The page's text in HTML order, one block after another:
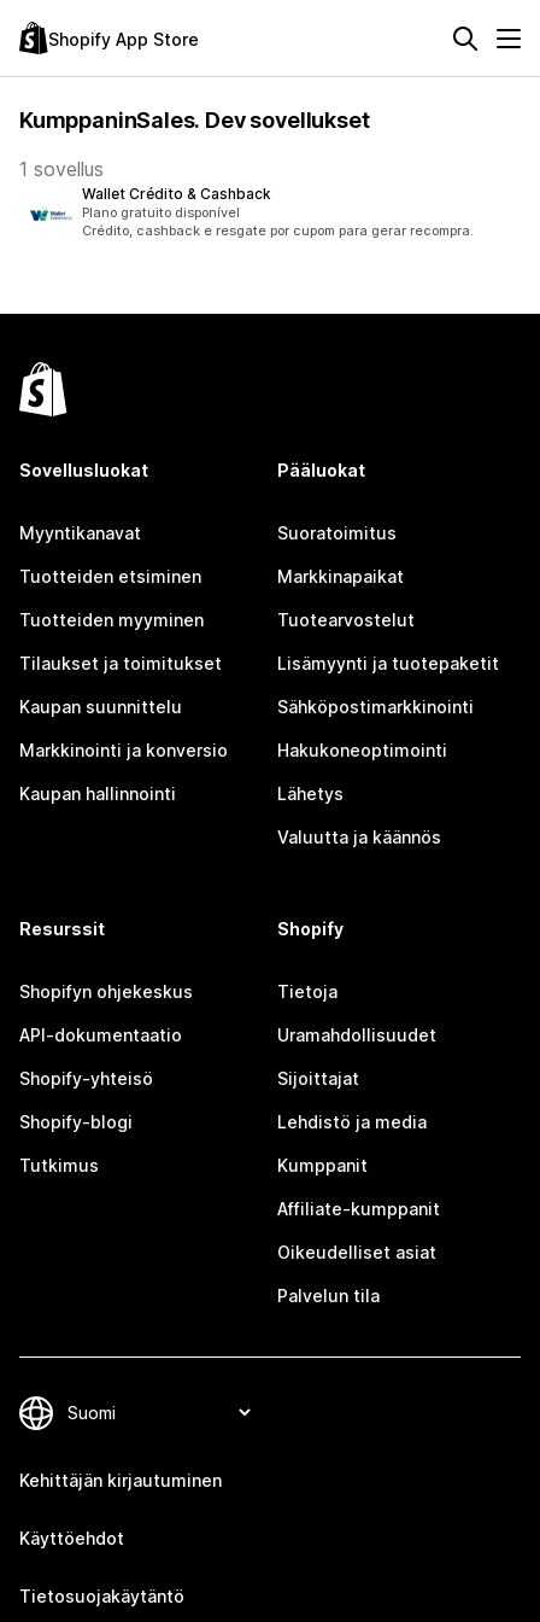
Shopify App Store
KumppaninSales. Dev sovellukset
1 sovellus
Wallet Crédito & Cashback
Plano gratuito disponível
Crédito, cashback e resgate por cupom para gerar recompra.
Sovellusluokat
Myyntikanavat
Tuotteiden etsiminen
Tuotteiden myyminen
Tilaukset ja toimitukset
Kaupan suunnittelu
Markkinointi ja konversio
Kaupan hallinnointi
Pääluokat
Suoratoimitus
Markkinapaikat
Tuotearvostelut
Lisämyynti ja tuotepaketit
Sähköpostimarkkinointi
Hakukoneoptimointi
Lähetys
Valuutta ja käännös
Resurssit
Shopifyn ohjekeskus
API-dokumentaatio
Shopify-yhteisö
Shopify-blogi
Tutkimus
Shopify
Tietoja
Uramahdollisuudet
Sijoittajat
Lehdistö ja media
Kumppanit
Affiliate-kumppanit
Oikeudelliset asiat
Palvelun tila
Kehittäjän kirjautuminen
Käyttöehdot
Tietosuojakäytäntö